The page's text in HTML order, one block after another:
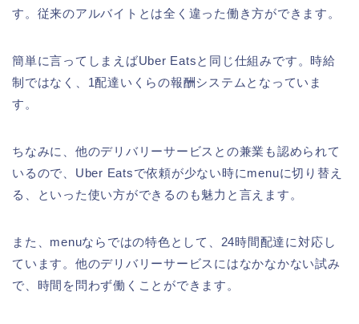
す。従来のアルバイトとは全く違った働き方ができます。
簡単に言ってしまえばUber Eatsと同じ仕組みです。時給
制ではなく、1配達いくらの報酬システムとなっていま
す。
ちなみに、他のデリバリーサービスとの兼業も認められて
いるので、Uber Eatsで依頼が少ない時にmenuに切り替え
る、といった使い方ができるのも魅力と言えます。
また、menuならではの特色として、24時間配達に対応し
ています。他のデリバリーサービスにはなかなかない試み
で、時間を問わず働くことができます。